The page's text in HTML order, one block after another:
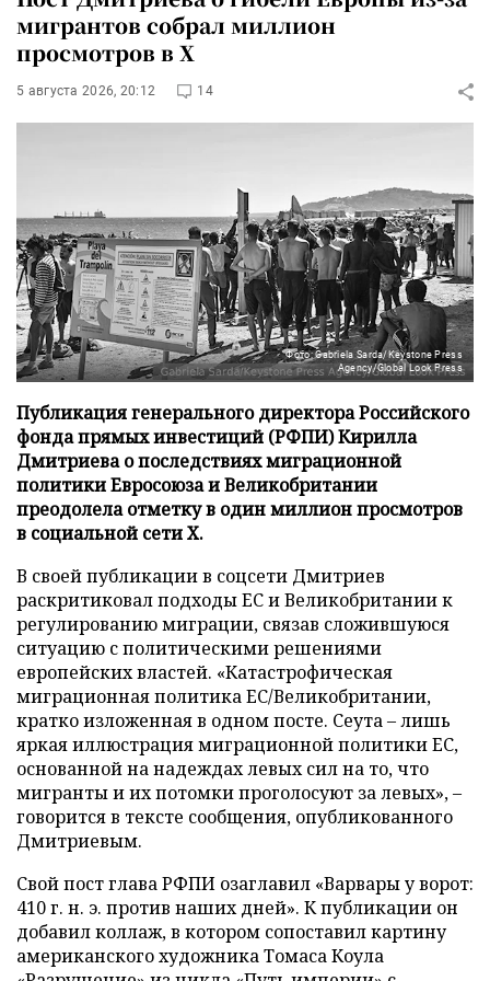
мигрантов собрал миллион
просмотров в X
5 августа 2026, 20:12 14
Фото: Gabriela Sarda/Keystone Press
Agency/Global Look Press
Публикация генерального директора Российского
фонда прямых инвестиций (РФПИ) Кирилла
Дмитриева о последствиях миграционной
политики Евросоюза и Великобритании
преодолела отметку в один миллион просмотров
в социальной сети X.
В своей публикации в соцсети Дмитриев
раскритиковал подходы ЕС и Великобритании к
регулированию миграции, связав сложившуюся
ситуацию с политическими решениями
европейских властей. «Катастрофическая
миграционная политика ЕС/Великобритании,
кратко изложенная в одном посте. Сеута – лишь
яркая иллюстрация миграционной политики ЕС,
основанной на надеждах левых сил на то, что
мигранты и их потомки проголосуют за левых», –
говорится в тексте сообщения, опубликованного
Дмитриевым.
Свой пост глава РФПИ озаглавил «Варвары у ворот:
410 г. н. э. против наших дней». К публикации он
добавил коллаж, в котором сопоставил картину
американского художника Томаса Коула